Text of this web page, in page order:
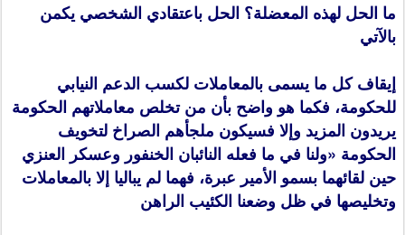
ما الحل لهذه المعضلة؟ الحل باعتقادي الشخصي يكمن
بالآتي
إيقاف كل ما يسمى بالمعاملات لكسب الدعم النيابي
للحكومة، فكما هو واضح بأن من تخلص معاملاتهم الحكومة
يريدون المزيد وإلا فسيكون ملجأهم الصراخ لتخويف
الحكومة «ولنا في ما فعله النائبان الخنفور وعسكر العنزي
حين لقائهما بسمو الأمير عبرة، فهما لم يباليا إلا بالمعاملات
وتخليصها في ظل وضعنا الكئيب الراهن